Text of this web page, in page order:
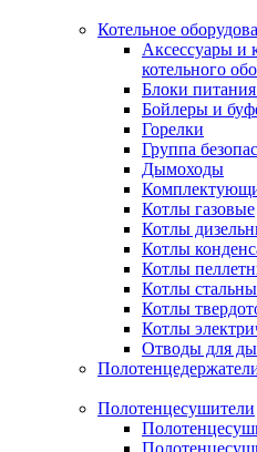
Котельное
Аксессуары и
котельного
Блоки
Бойлеры и
Горелки
Группа
Дымоходы
Котлы газовые
Котлы
Котлы
Котлы
Котлы
Котлы
Котлы
Отводы для
Полотенцесушители